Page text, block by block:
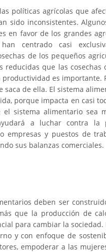
políticas agrícolas que
sido inconsistentes.
en favor de los grandes
centrado casi
de los pequeños
reducidas que las
es importante.
saca de ella. El sistema
porque impacta en casi
el sistema alimentario sea
a luchar contra la
empresas y puestos de
sus balanzas comerciales.
deben ser
que la producción de
para cambiar la
y con enfoque de
empoderar a las